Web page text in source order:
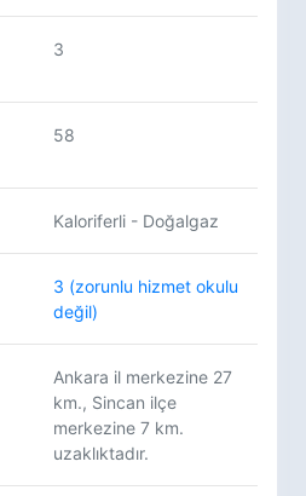
3
58
Kaloriferli - Doğalgaz
3 (zorunlu hizmet okulu
değil)
Ankara il merkezine 27
km., Sincan ilçe
merkezine 7 km.
uzaklıktadır.